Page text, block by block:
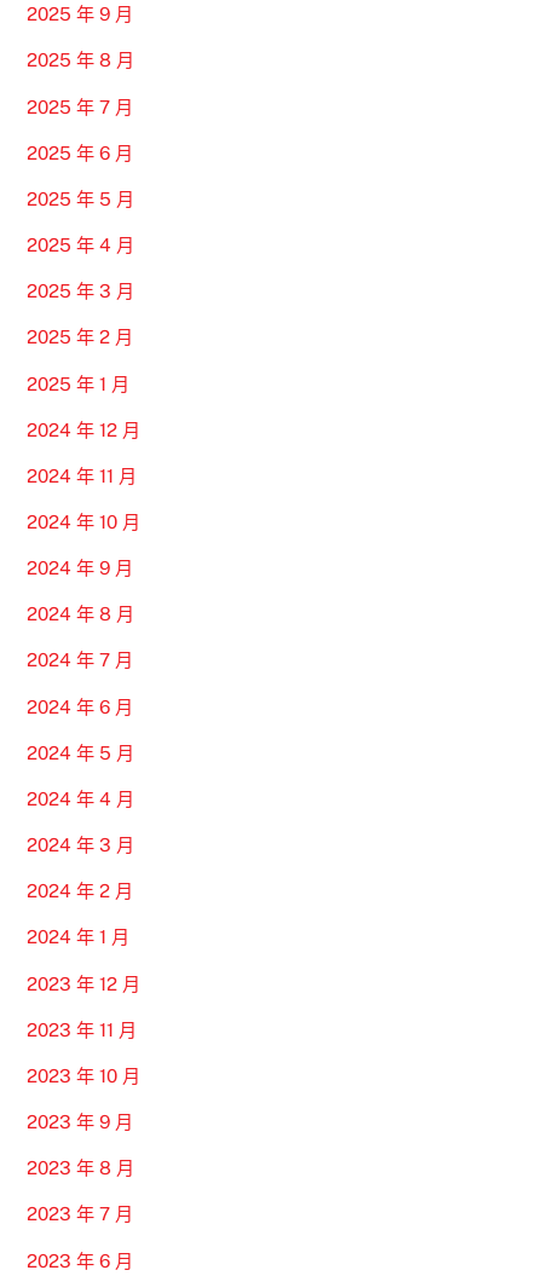
2025 年 9 月
2025 年 8 月
2025 年 7 月
2025 年 6 月
2025 年 5 月
2025 年 4 月
2025 年 3 月
2025 年 2 月
2025 年 1 月
2024 年 12 月
2024 年 11 月
2024 年 10 月
2024 年 9 月
2024 年 8 月
2024 年 7 月
2024 年 6 月
2024 年 5 月
2024 年 4 月
2024 年 3 月
2024 年 2 月
2024 年 1 月
2023 年 12 月
2023 年 11 月
2023 年 10 月
2023 年 9 月
2023 年 8 月
2023 年 7 月
2023 年 6 月